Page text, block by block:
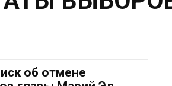
об отмене